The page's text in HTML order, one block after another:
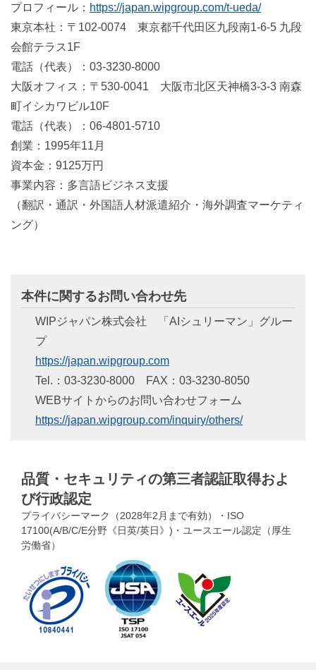
プロフィール： https://japan.wipgroup.com/t-ueda/
東京本社：〒 102-0074 東京都千代田区九段南1-6-5 九段
会館テラス 1F
電話（代表）： 03-3230-8000
大阪オフィス：〒 530-0041 大阪市北区天神橋3-3-3 南森
町イシカワビル10F
電話（代表）： 06-4801-5710
創業： 1995年11 月
資本金： 9125万円
事業内容：多言語ビジネス支援
（翻訳・通訳・外国語人材派遣紹介・海外調査マーケティ
ング）
本件に関するお問い合わせ先
WIPジャパン株式会社 「 AI シュリーマン」グルー
プ
https://japan.wipgroup.com
Tel.： 03-3230-8000 FAX ： 03-3230-8050
WEBサイトからのお問い合わせフォーム
https://japan.wipgroup.com/inquiry/others/
品質・セキュリティの第三者認証取得およ
び行政認定
プライバシーマーク（2028年2月まで有効）・ISO
17100(A/B/C/E分野《日英/英日》)・ユースエール認定（厚生
労働省）